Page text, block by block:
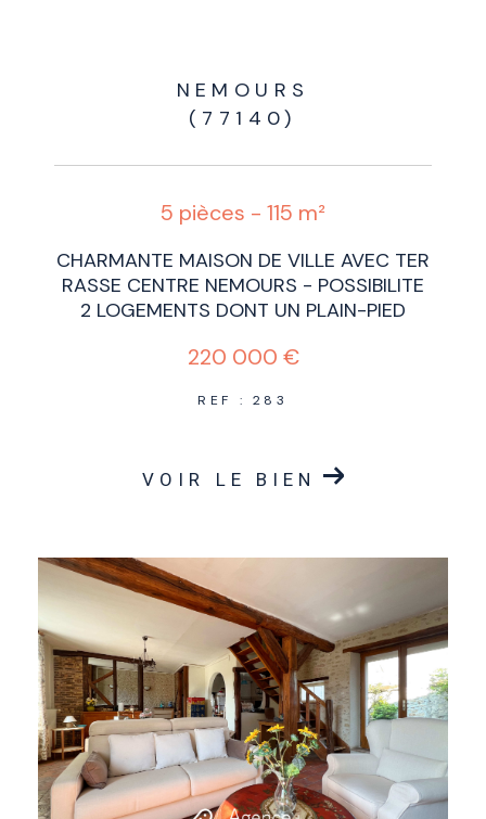
NEMOURS
(77140)
5 pièces - 115 m²
CHARMANTE MAISON DE VILLE AVEC TER
RASSE CENTRE NEMOURS - POSSIBILITE
2 LOGEMENTS DONT UN PLAIN-PIED
220 000 €
REF : 283
VOIR LE BIEN